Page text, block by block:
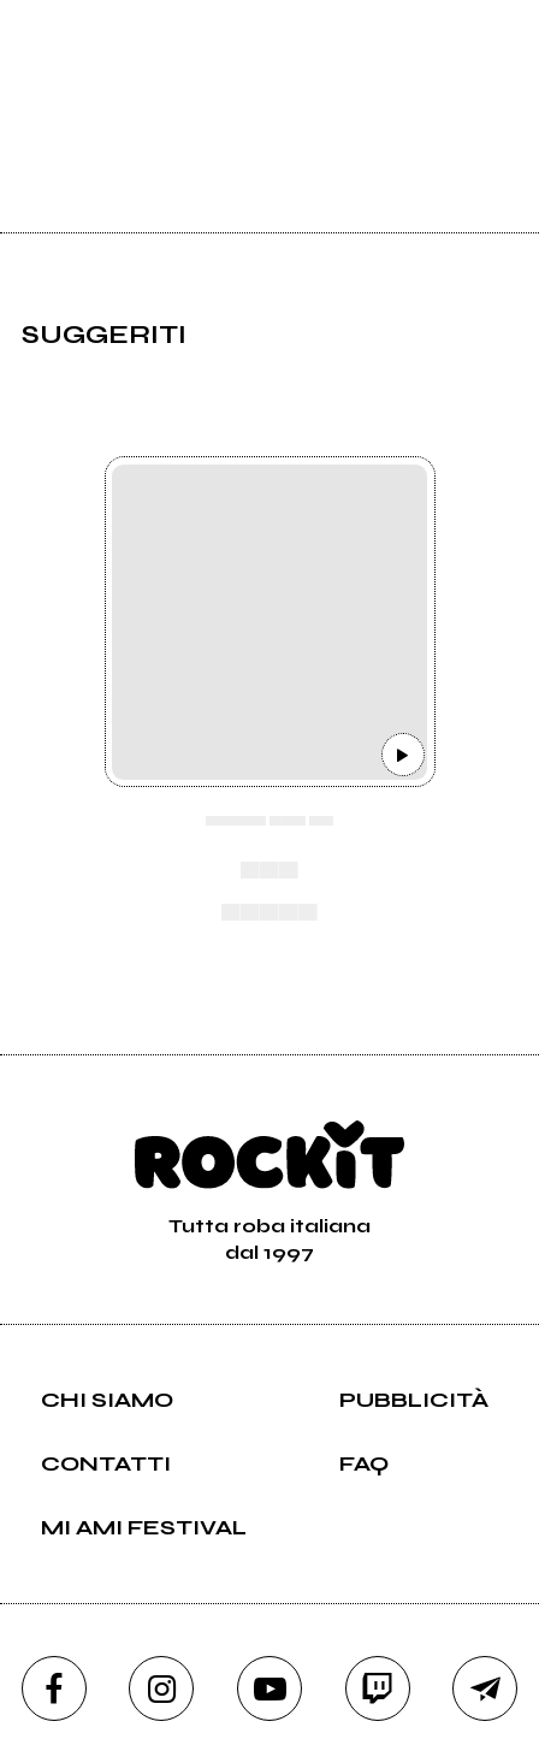
SUGGERITI
Tutta roba italiana
dal 1997
CHI SIAMO PUBBLICITÀ
CONTATTI FAQ
MI AMI FESTIVAL